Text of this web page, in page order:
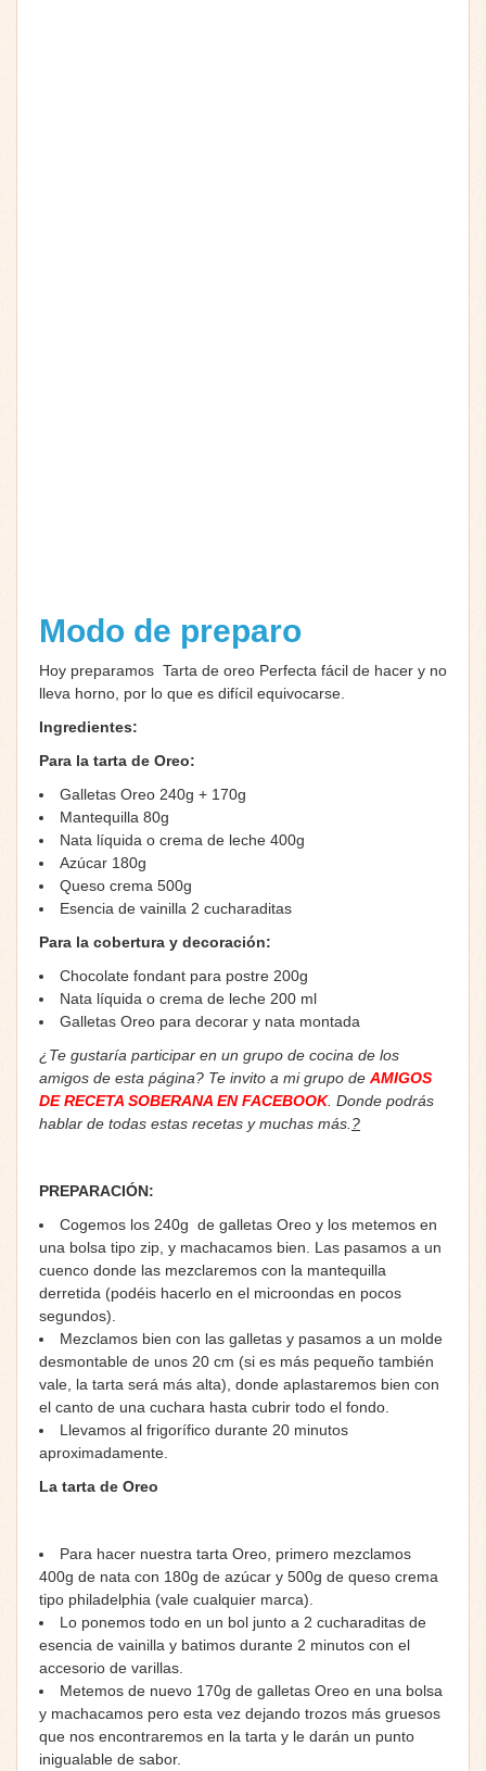
Modo de preparo
Hoy preparamos Tarta de oreo Perfecta fácil de hacer y no
lleva horno, por lo que es difícil equivocarse.
Ingredientes:
Para la tarta de Oreo:
Galletas Oreo 240g + 170g
Mantequilla 80g
Nata líquida o crema de leche 400g
Azúcar 180g
Queso crema 500g
Esencia de vainilla 2 cucharaditas
Para la cobertura y decoración:
Chocolate fondant para postre 200g
Nata líquida o crema de leche 200 ml
Galletas Oreo para decorar y nata montada
¿Te gustaría participar en un grupo de cocina de los
amigos de esta página? Te invito a mi grupo de AMIGOS
DE RECETA SOBERANA EN FACEBOOK. Donde podrás
hablar de todas estas recetas y muchas más. ?
PREPARACIÓN:
Cogemos los 240g de galletas Oreo y los metemos en
una bolsa tipo zip, y machacamos bien. Las pasamos a un
cuenco donde las mezclaremos con la mantequilla
derretida (podéis hacerlo en el microondas en pocos
segundos).
Mezclamos bien con las galletas y pasamos a un molde
desmontable de unos 20 cm (si es más pequeño también
vale, la tarta será más alta), donde aplastaremos bien con
el canto de una cuchara hasta cubrir todo el fondo.
Llevamos al frigorífico durante 20 minutos
aproximadamente.
La tarta de Oreo
Para hacer nuestra tarta Oreo, primero mezclamos
400g de nata con 180g de azúcar y 500g de queso crema
tipo philadelphia (vale cualquier marca).
Lo ponemos todo en un bol junto a 2 cucharaditas de
esencia de vainilla y batimos durante 2 minutos con el
accesorio de varillas.
Metemos de nuevo 170g de galletas Oreo en una bolsa
y machacamos pero esta vez dejando trozos más gruesos
que nos encontraremos en la tarta y le darán un punto
inigualable de sabor.